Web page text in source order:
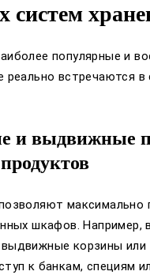
систем
популярные и
реально встречаются в
и выдвижные
максимально
шкафов. Например,
корзины или
к банкам, специям